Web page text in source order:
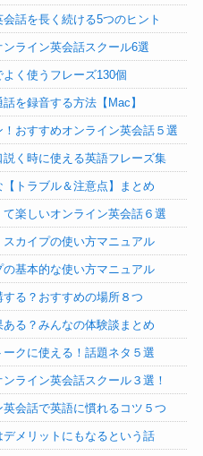
話を長く続ける5つのヒント
ライン英会話スクール6選
よく使うフレーズ130個
を録音する方法【Mac】
おすすめオンライン英会話５選
説く時に使える英語フレーズ集
トラブル＆注意点】まとめ
楽しいオンライン英会話６選
カイプの使い方マニュアル
の基本的な使い方マニュアル
る？おすすめの場所８つ
る？みんなの体験談まとめ
ークに使える！話題ネタ５選
ライン英会話スクール３選！
会話で英語に慣れるコツ５つ
メリットにもなるという話